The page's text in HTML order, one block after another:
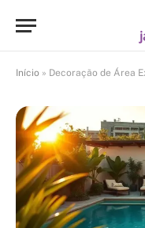
Início » Decoração de Área